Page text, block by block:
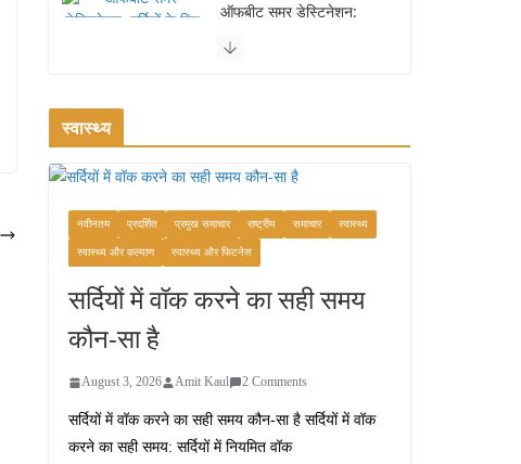
ऑफबीट समर डेस्टिनेशन:
जगहें – भीड़ से दूर छुट्टियां
कश्मीर यात्रा गाइड:
प्राकृतिक सुंदरता और
स्वादिष्ट भोजन का अनूठा संगम
August 1, 2026
1 Comment
16 ज़रूरी कीबोर्ड शॉर्टकट्स
स्वास्थ्य
नवीनतम प्रदर्शित प्रमुख समाचार राष्ट्रीय समाचार स्वास्थ्य
स्वास्थ्य और कल्याण स्वास्थ्य और फिटनेस
सर्दियों में वॉक करने का सही समय
कौन-सा है
August 3, 2026 Amit Kaul 2 Comments
सर्दियों में वॉक करने का सही समय कौन-सा है सर्दियों में वॉक
करने का सही समय: सर्दियों में नियमित वॉक